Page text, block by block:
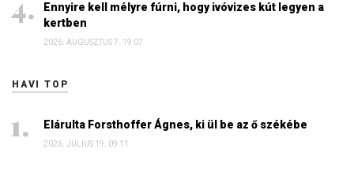
Ennyire kell mélyre fúrni, hogy ivóvizes kút legyen a
kertben
2026. AUGUSZTUS 7. 19:07
HAVI TOP
Elárulta Forsthoffer Ágnes, ki ül be az ő székébe
2026. JÚLIUS 19. 09:11